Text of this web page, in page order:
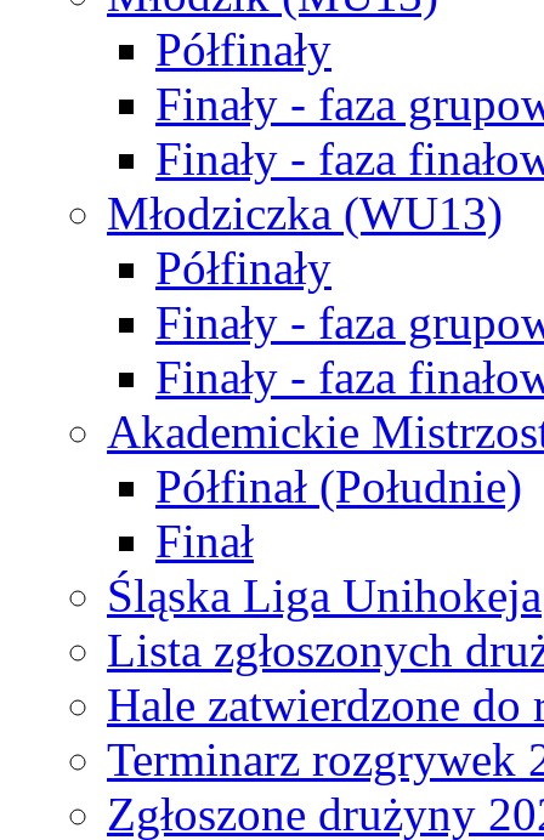
Półfinały
Finały - faza
Finały - faza
Młodziczka (WU13)
Półfinały
Finały - faza
Finały - faza
Akademickie
Półfinał (Południe)
Finał
Śląska Liga Unihokeja
Lista zgłoszonych
Hale zatwierdzone do
Terminarz rozgrywek
Zgłoszone drużyny